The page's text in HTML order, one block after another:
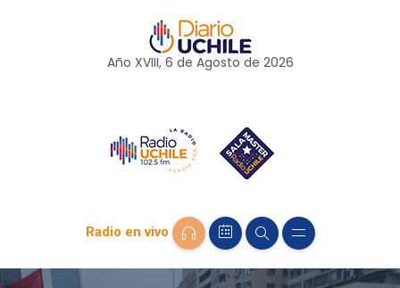
Año XVIII, 6 de Agosto de 2026
Radio en vivo